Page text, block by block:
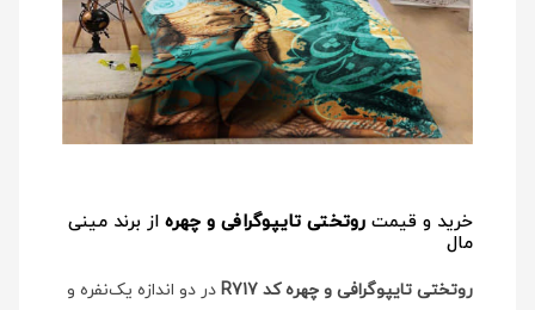
خرید و قیمت روتختی تایپوگرافی و چهره از برند مینی
مال
روتختی تایپوگرافی و چهره کد R717
در دو اندازه یک‌نفره و